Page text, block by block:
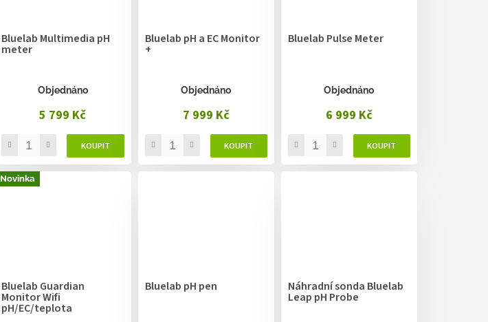
Bluelab Multimedia pH
meter
Objednáno
5 799 Kč
Bluelab pH a EC Monitor
+
Objednáno
7 999 Kč
Bluelab Pulse Meter
Objednáno
6 999 Kč
Novinka
Bluelab Guardian
Monitor Wifi
pH/EC/teplota
Bluelab pH pen Náhradní sonda Bluelab
Leap pH Probe